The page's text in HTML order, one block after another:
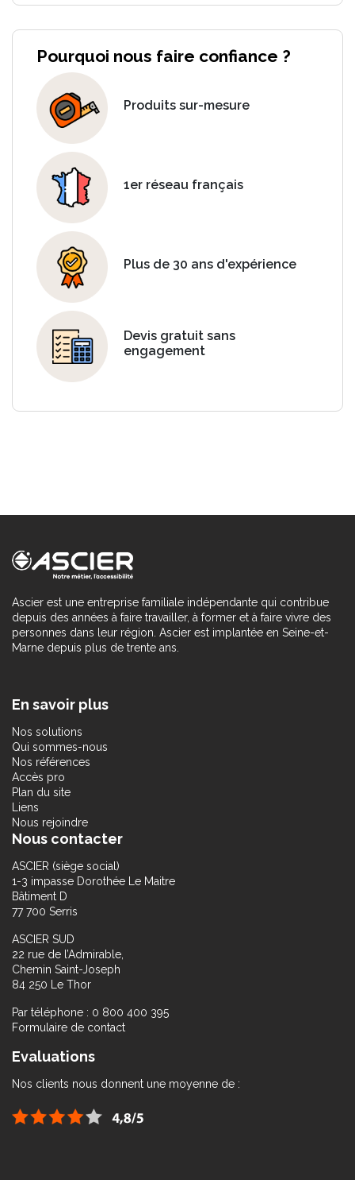
Pourquoi nous faire confiance ?
Produits sur-mesure
1er réseau français
Plus de 30 ans d'expérience
Devis gratuit sans
engagement
Ascier est une entreprise familiale indépendante qui contribue
depuis des années à faire travailler, à former et à faire vivre des
personnes dans leur région. Ascier est implantée en Seine-et-
Marne depuis plus de trente ans.
En savoir plus
Nos solutions
Qui sommes-nous
Nos références
Accès pro
Plan du site
Liens
Nous rejoindre
Nous contacter
ASCIER (siège social)
1-3 impasse Dorothée Le Maitre
Bâtiment D
77 700 Serris
ASCIER SUD
22 rue de l’Admirable,
Chemin Saint-Joseph
84 250 Le Thor
Par téléphone : 0 800 400 395
Formulaire de contact
Evaluations
Nos clients nous donnent une moyenne de :